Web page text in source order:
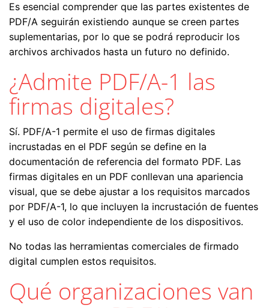
Es esencial comprender que las partes existentes de
PDF/A seguirán existiendo aunque se creen partes
suplementarias, por lo que se podrá reproducir los
archivos archivados hasta un futuro no definido.
¿Admite PDF/A-1 las
firmas digitales?
Sí. PDF/A-1 permite el uso de firmas digitales
incrustadas en el PDF según se define en la
documentación de referencia del formato PDF. Las
firmas digitales en un PDF conllevan una apariencia
visual, que se debe ajustar a los requisitos marcados
por PDF/A-1, lo que incluyen la incrustación de fuentes
y el uso de color independiente de los dispositivos.
No todas las herramientas comerciales de firmado
digital cumplen estos requisitos.
Qué organizaciones van